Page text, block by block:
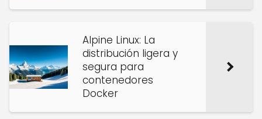
Alpine Linux: La
distribución ligera y
segura para
contenedores
Docker